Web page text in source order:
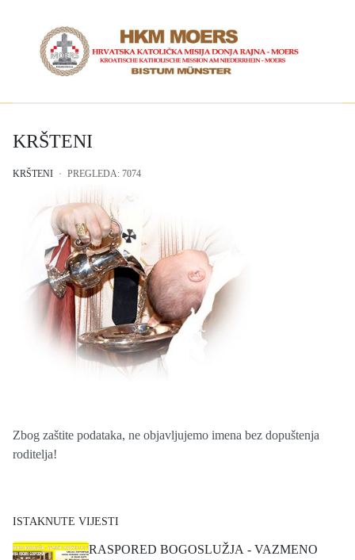
KRŠTENI
KRŠTENI PREGLEDA: 7074
Zbog zaštite podataka, ne objavljujemo imena bez dopuštenja
roditelja!
ISTAKNUTE VIJESTI
RASPORED BOGOSLUŽJA - VAZMENO